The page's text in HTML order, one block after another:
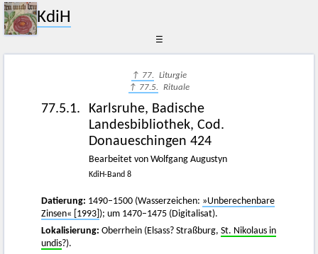
KdiH
☰
↑ 77. Liturgie
↑ 77.5. Rituale
77.5.1.
Karlsruhe, Badische
Landesbibliothek, Cod.
Donaueschingen 424
Bearbeitet von Wolfgang Augustyn
KdiH-Band 8
Datierung: 1490–1500 (Wasserzeichen: »Unberechenbare
Zinsen« [1993] ); um 1470–1475 (Digitalisat).
Lokalisierung: Oberrhein (Elsass? Straßburg, St. Nikolaus in
undis?).